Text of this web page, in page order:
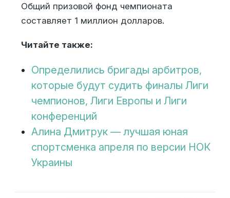
Общий призовой фонд чемпионата
составляет 1 миллион долларов.
Читайте также:
Определились бригады арбитров,
которые будут судить финалы Лиги
чемпионов, Лиги Европы и Лиги
конференций
Алина Дмитрук — лучшая юная
спортсменка апреля по версии НОК
Украины